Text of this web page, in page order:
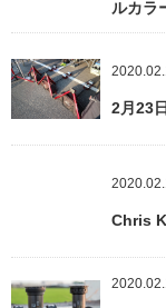
ルカラ
2月23
Chris